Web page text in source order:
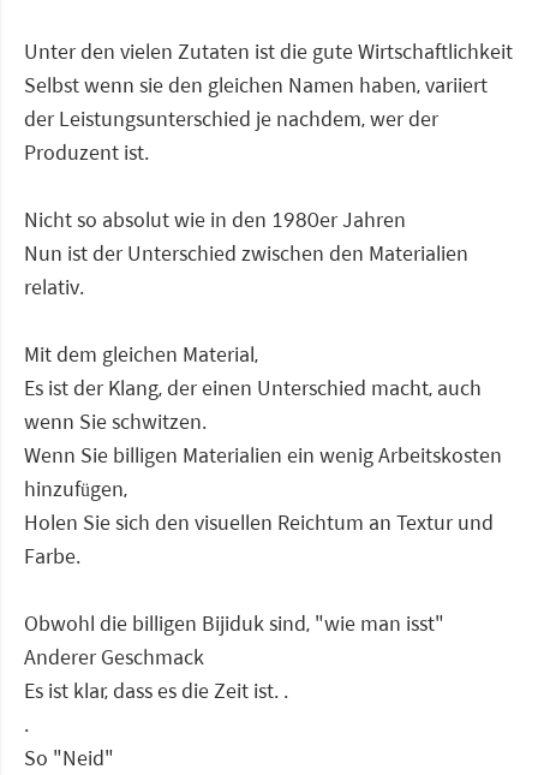
Unter den vielen Zutaten ist die gute Wirtschaftlichkeit
Selbst wenn sie den gleichen Namen haben, variiert
der Leistungsunterschied je nachdem, wer der
Produzent ist.
Nicht so absolut wie in den 1980er Jahren
Nun ist der Unterschied zwischen den Materialien
relativ.
Mit dem gleichen Material,
Es ist der Klang, der einen Unterschied macht, auch
wenn Sie schwitzen.
Wenn Sie billigen Materialien ein wenig Arbeitskosten
hinzufügen,
Holen Sie sich den visuellen Reichtum an Textur und
Farbe.
Obwohl die billigen Bijiduk sind, "wie man isst"
Anderer Geschmack
Es ist klar, dass es die Zeit ist. .
.
So "Neid"